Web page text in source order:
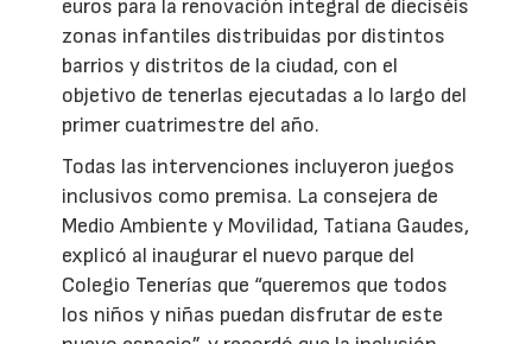
euros para la renovación integral de dieciséis
zonas infantiles distribuidas por distintos
barrios y distritos de la ciudad, con el
objetivo de tenerlas ejecutadas a lo largo del
primer cuatrimestre del año.
Todas las intervenciones incluyeron juegos
inclusivos como premisa. La consejera de
Medio Ambiente y Movilidad, Tatiana Gaudes,
explicó al inaugurar el nuevo parque del
Colegio Tenerías que “queremos que todos
los niños y niñas puedan disfrutar de este